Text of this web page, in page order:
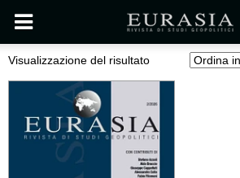
Visualizzazione del risultato